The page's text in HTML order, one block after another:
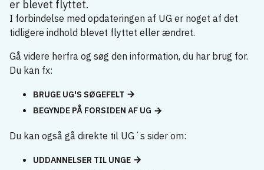
er blevet flyttet.
I forbindelse med opdateringen af UG er noget af det
tidligere indhold blevet flyttet eller ændret.
Gå videre herfra og søg den information, du har brug for.
Du kan fx:
BRUGE UG'S SØGEFELT
BEGYNDE PÅ FORSIDEN AF UG
Du kan også gå direkte til UG´s sider om:
UDDANNELSER TIL UNGE